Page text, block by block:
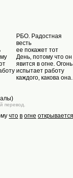
РБО. Радостная
весть
ее покажет тот
День, потому что он
явится в огне. Огонь
испытает работу
каждого, какова она.
перевод.
что в огне открывается